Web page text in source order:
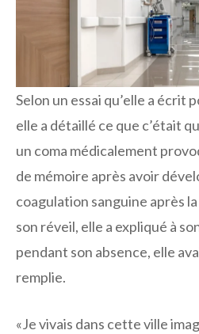
Selon un essai qu’elle a écrit
elle a détaillé ce que c’était
un coma médicalement
de mémoire après avoir
coagulation sanguine après
son réveil, elle a expliqué à
pendant son absence, elle
remplie.
«Je vivais dans cette ville